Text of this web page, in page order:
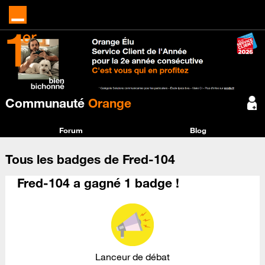
Communauté Orange
Forum Blog
Tous les badges de Fred-104
Fred-104 a gagné 1 badge !
Lanceur de débat